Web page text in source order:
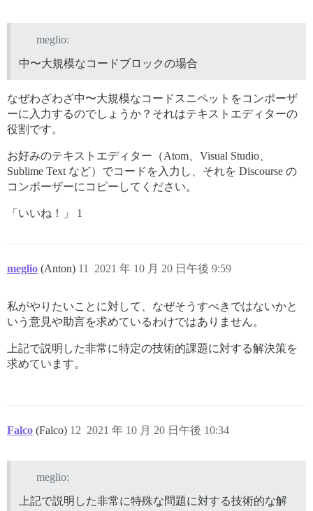
meglio:
中〜大規模なコードブロックの場合
なぜわざわざ中〜大規模なコードスニペットをコンポーザ
ーに入力するのでしょうか？それはテキストエディターの
役割です。
お好みのテキストエディター（Atom、Visual Studio、
Sublime Text など）でコードを入力し、それを Discourse の
コンポーザーにコピーしてください。
「いいね！」 1
meglio (Anton) 2021 年 10 月 20 日午後 9:59
11
私がやりたいことに対して、なぜそうすべきではないかと
いう意見や助言を求めているわけではありません。
上記で説明した非常に特定の技術的課題に対する解決策を
求めています。
Falco (Falco) 2021 年 10 月 20 日午後 10:34
12
meglio:
上記で説明した非常に特殊な問題に対する技術的な解